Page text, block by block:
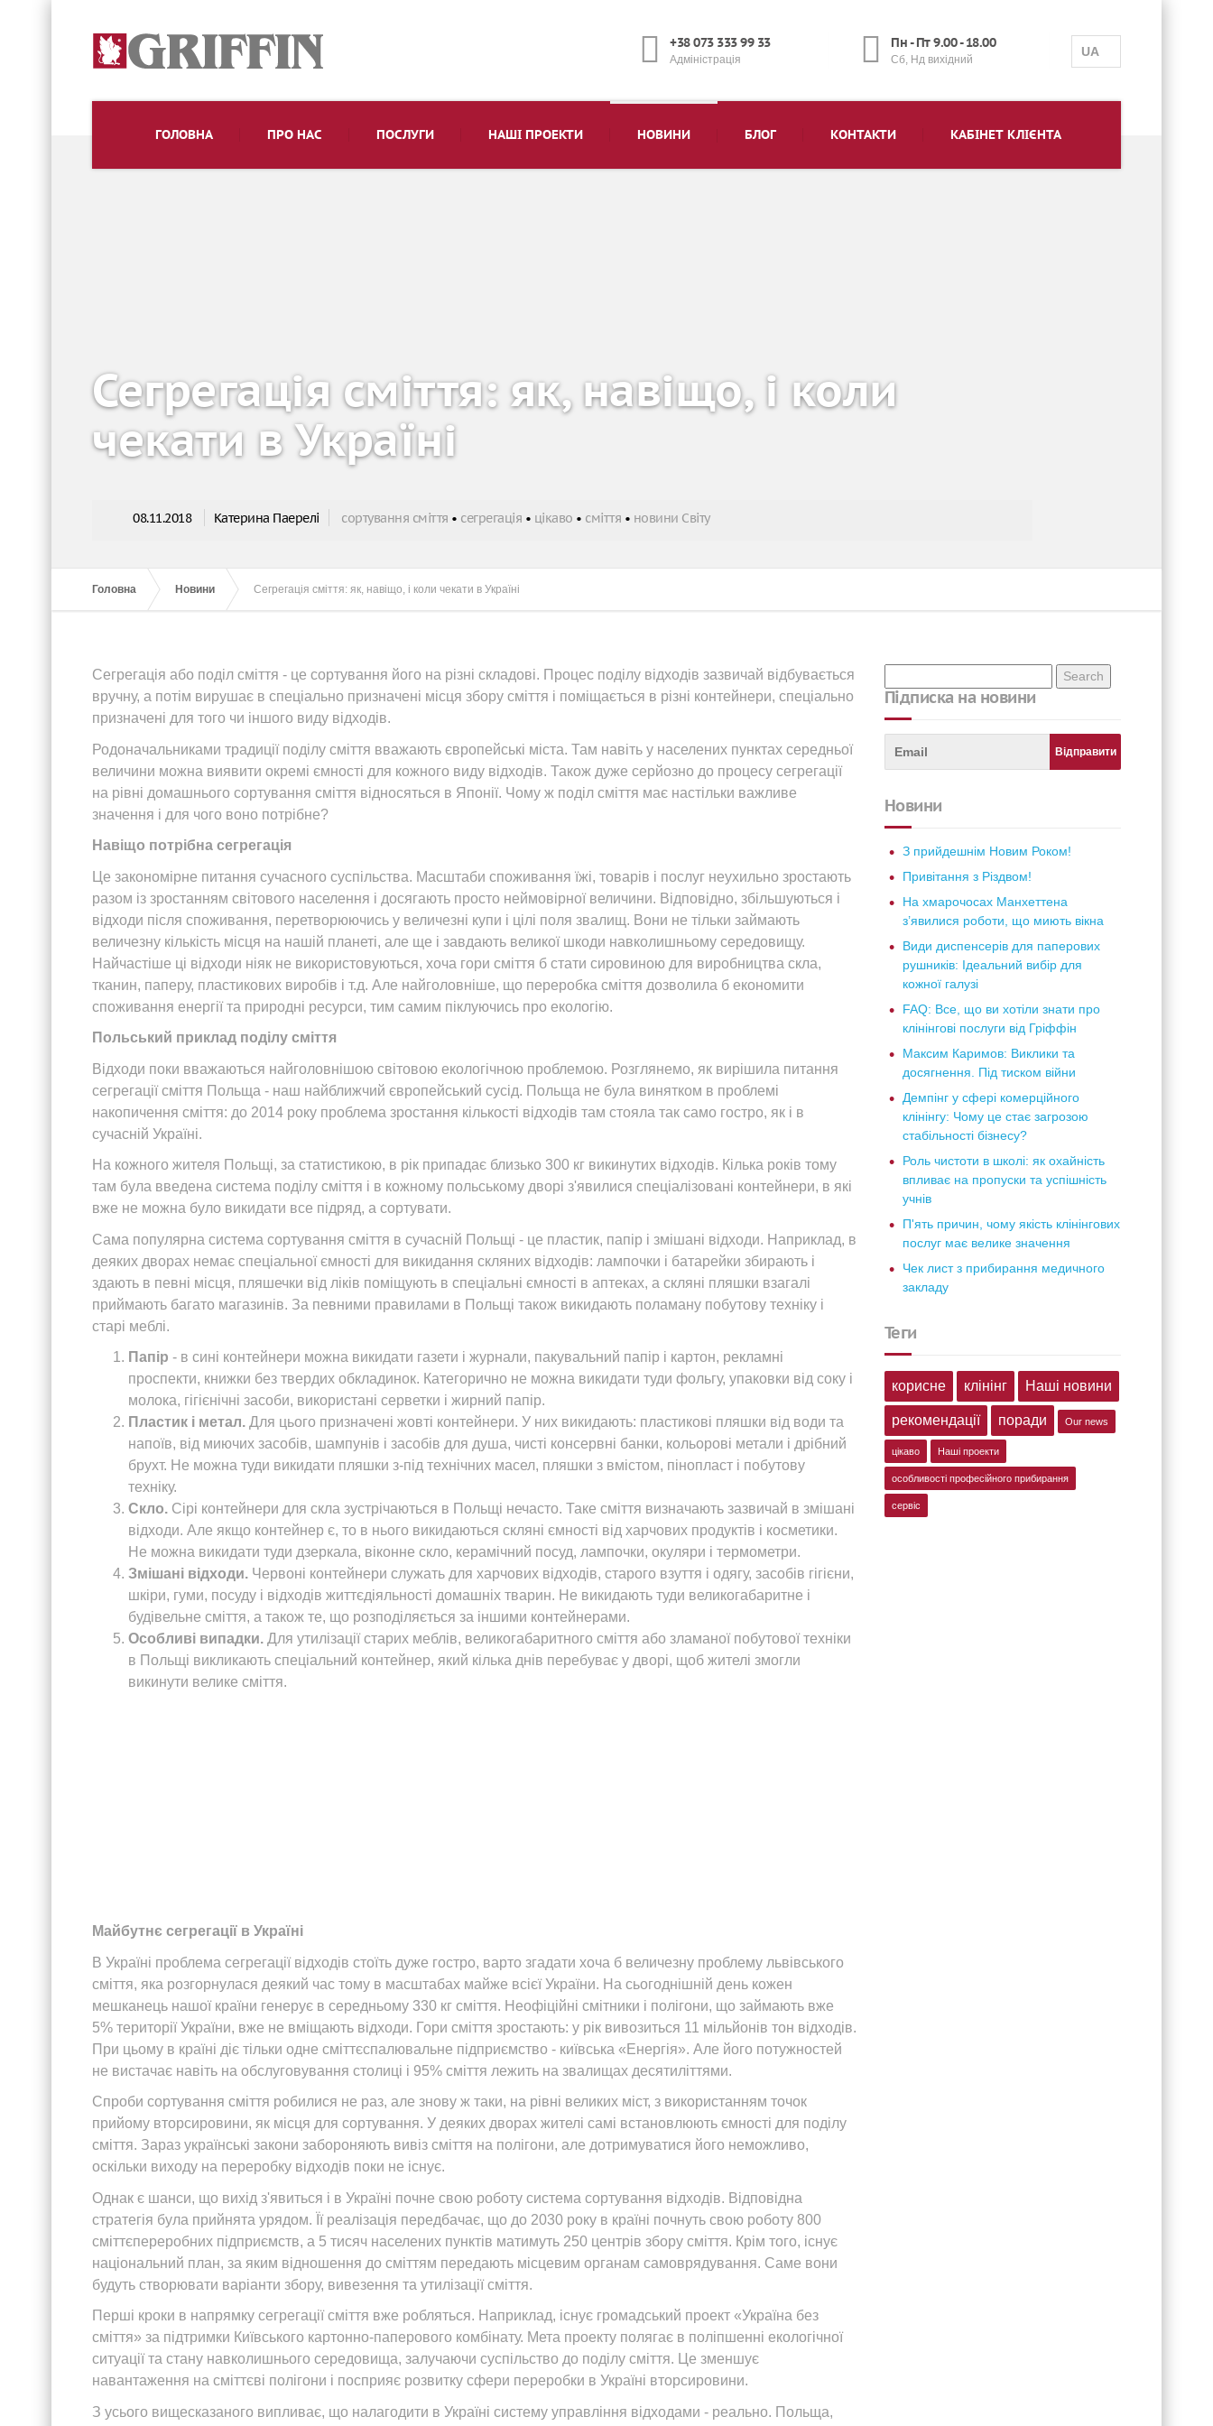
+38 073 333 99 33
Адміністрація
Пн - Пт 9.00 - 18.00
Сб, Нд вихідний
UA
ГОЛОВНА ПРО НАС ПОСЛУГИ НАШІ ПРОЕКТИ НОВИНИ БЛОГ КОНТАКТИ КАБІНЕТ КЛІЄНТА
Сегрегація сміття: як, навіщо, і коли
чекати в Україні
08.11.2018 Катерина Паерелі сортування сміття • сегрегація • цікаво • сміття • новини Світу
Головна Новини Сегрегація сміття: як, навіщо, і коли чекати в Україні
Сегрегація або поділ сміття - це сортування його на різні складові. Процес поділу відходів зазвичай відбувається
вручну, а потім вирушає в спеціально призначені місця збору сміття і поміщається в різні контейнери, спеціально
призначені для того чи іншого виду відходів.
Родоначальниками традиції поділу сміття вважають європейські міста. Там навіть у населених пунктах середньої
величини можна виявити окремі ємності для кожного виду відходів. Також дуже серйозно до процесу сегрегації
на рівні домашнього сортування сміття відносяться в Японії. Чому ж поділ сміття має настільки важливе
значення і для чого воно потрібне?
Навіщо потрібна сегрегація
Це закономірне питання сучасного суспільства. Масштаби споживання їжі, товарів і послуг неухильно зростають
разом із зростанням світового населення і досягають просто неймовірної величини. Відповідно, збільшуються і
відходи після споживання, перетворюючись у величезні купи і цілі поля звалищ. Вони не тільки займають
величезну кількість місця на нашій планеті, але ще і завдають великої шкоди навколишньому середовищу.
Найчастіше ці відходи ніяк не використовуються, хоча гори сміття б стати сировиною для виробництва скла,
тканин, паперу, пластикових виробів і т.д. Але найголовніше, що переробка сміття дозволила б економити
споживання енергії та природні ресурси, тим самим піклуючись про екологію.
Польський приклад поділу сміття
Відходи поки вважаються найголовнішою світовою екологічною проблемою. Розглянемо, як вирішила питання
сегрегації сміття Польща - наш найближчий європейський сусід. Польща не була винятком в проблемі
накопичення сміття: до 2014 року проблема зростання кількості відходів там стояла так само гостро, як і в
сучасній Україні.
На кожного жителя Польщі, за статистикою, в рік припадає близько 300 кг викинутих відходів. Кілька років тому
там була введена система поділу сміття і в кожному польському дворі з'явилися спеціалізовані контейнери, в які
вже не можна було викидати все підряд, а сортувати.
Сама популярна система сортування сміття в сучасній Польщі - це пластик, папір і змішані відходи. Наприклад, в
деяких дворах немає спеціальної ємності для викидання скляних відходів: лампочки і батарейки збирають і
здають в певні місця, пляшечки від ліків поміщують в спеціальні ємності в аптеках, а скляні пляшки взагалі
приймають багато магазинів. За певними правилами в Польщі також викидають поламану побутову техніку і
старі меблі.
Папір - в сині контейнери можна викидати газети і журнали, пакувальний папір і картон, рекламні
проспекти, книжки без твердих обкладинок. Категорично не можна викидати туди фольгу, упаковки від соку і
молока, гігієнічні засоби, використані серветки і жирний папір.
Пластик і метал. Для цього призначені жовті контейнери. У них викидають: пластикові пляшки від води та
напоїв, від миючих засобів, шампунів і засобів для душа, чисті консервні банки, кольорові метали і дрібний
брухт. Не можна туди викидати пляшки з-під технічних масел, пляшки з вмістом, пінопласт і побутову
техніку.
Скло. Сірі контейнери для скла зустрічаються в Польщі нечасто. Таке сміття визначають зазвичай в змішані
відходи. Але якщо контейнер є, то в нього викидаються скляні ємності від харчових продуктів і косметики.
Не можна викидати туди дзеркала, віконне скло, керамічний посуд, лампочки, окуляри і термометри.
Змішані відходи. Червоні контейнери служать для харчових відходів, старого взуття і одягу, засобів гігієни,
шкіри, гуми, посуду і відходів життєдіяльності домашніх тварин. Не викидають туди великогабаритне і
будівельне сміття, а також те, що розподіляється за іншими контейнерами.
Особливі випадки. Для утилізації старих меблів, великогабаритного сміття або зламаної побутової техніки
в Польщі викликають спеціальний контейнер, який кілька днів перебуває у дворі, щоб жителі змогли
викинути велике сміття.
Майбутнє сегрегації в Україні
В Україні проблема сегрегації відходів стоїть дуже гостро, варто згадати хоча б величезну проблему львівського
сміття, яка розгорнулася деякий час тому в масштабах майже всієї України. На сьогоднішній день кожен
мешканець нашої країни генерує в середньому 330 кг сміття. Неофіційні смітники і полігони, що займають вже
5% території України, вже не вміщають відходи. Гори сміття зростають: у рік вивозиться 11 мільйонів тон відходів.
При цьому в країні діє тільки одне сміттєспалювальне підприємство - київська «Енергія». Але його потужностей
не вистачає навіть на обслуговування столиці і 95% сміття лежить на звалищах десятиліттями.
Спроби сортування сміття робилися не раз, але знову ж таки, на рівні великих міст, з використанням точок
прийому вторсировини, як місця для сортування. У деяких дворах жителі самі встановлюють ємності для поділу
сміття. Зараз українські закони забороняють вивіз сміття на полігони, але дотримуватися його неможливо,
оскільки виходу на переробку відходів поки не існує.
Однак є шанси, що вихід з'явиться і в Україні почне свою роботу система сортування відходів. Відповідна
стратегія була прийнята урядом. Її реалізація передбачає, що до 2030 року в країні почнуть свою роботу 800
сміттєпереробних підприємств, а 5 тисяч населених пунктів матимуть 250 центрів збору сміття. Крім того, існує
національний план, за яким відношення до сміттям передають місцевим органам самоврядування. Саме вони
будуть створювати варіанти збору, вивезення та утилізації сміття.
Перші кроки в напрямку сегрегації сміття вже робляться. Наприклад, існує громадський проект «Україна без
сміття» за підтримки Київського картонно-паперового комбінату. Мета проекту полягає в поліпшенні екологічної
ситуації та стану навколишнього середовища, залучаючи суспільство до поділу сміття. Це зменшує
навантаження на сміттєві полігони і посприяє розвитку сфери переробки в Україні вторсировини.
З усього вищесказаного випливає, що налагодити в Україні систему управління відходами - реально. Польща,
Підписка на новини
новини
З прийдешнім Новим Роком!
Привітання з Різдвом!
На хмарочосах Манхеттена
з’явилися роботи, що миють вікна
Види диспенсерів для паперових
рушників: Ідеальний вибір для
кожної галузі
FAQ: Все, що ви хотіли знати про
клінінгові послуги від Гріффін
Максим Каримов: Виклики та
досягнення. Під тиском війни
Демпінг у сфері комерційного
клінінгу: Чому це стає загрозою
стабільності бізнесу?
Роль чистоти в школі: як охайність
впливає на пропуски та успішність
учнів
П'ять причин, чому якість клінінгових
послуг має велике значення
Чек лист з прибирання медичного
закладу
теги
корисне клінінг Наші новини
рекомендації поради Our news
цікаво Наші проекти
особливості професійного прибирання
сервіс